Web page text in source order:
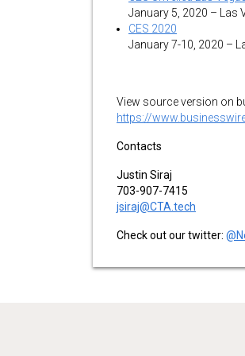
January 5, 2020 – Las
CES 2020
January 7-10, 2020 –
View source version on
https://
Contacts
Justin Siraj
703-907-7415
jsiraj@CTA.tech
Check out our twitter: